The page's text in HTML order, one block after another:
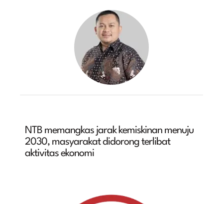
NTB memangkas jarak kemiskinan menuju
2030, masyarakat didorong terlibat
aktivitas ekonomi